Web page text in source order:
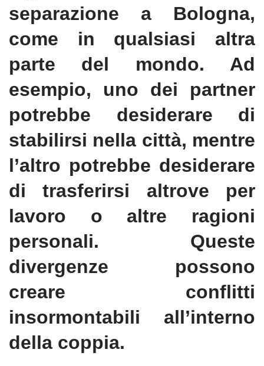
separazione a Bologna,
come in qualsiasi altra
parte del mondo. Ad
esempio, uno dei partner
potrebbe desiderare di
stabilirsi nella città, mentre
l’altro potrebbe desiderare
di trasferirsi altrove per
lavoro o altre ragioni
personali. Queste
divergenze possono
creare conflitti
insormontabili all’interno
della coppia.